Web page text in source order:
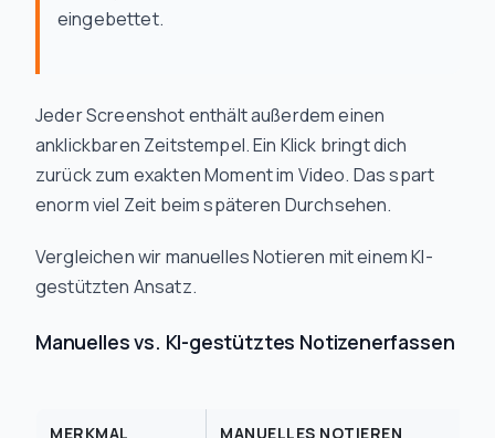
eingebettet.
Jeder Screenshot enthält außerdem einen
anklickbaren Zeitstempel. Ein Klick bringt dich
zurück zum exakten Moment im Video. Das spart
enorm viel Zeit beim späteren Durchsehen.
Vergleichen wir manuelles Notieren mit einem KI-
gestützten Ansatz.
Manuelles vs. KI-gestütztes Notizenerfassen
MERKMAL MANUELLES NOTIEREN